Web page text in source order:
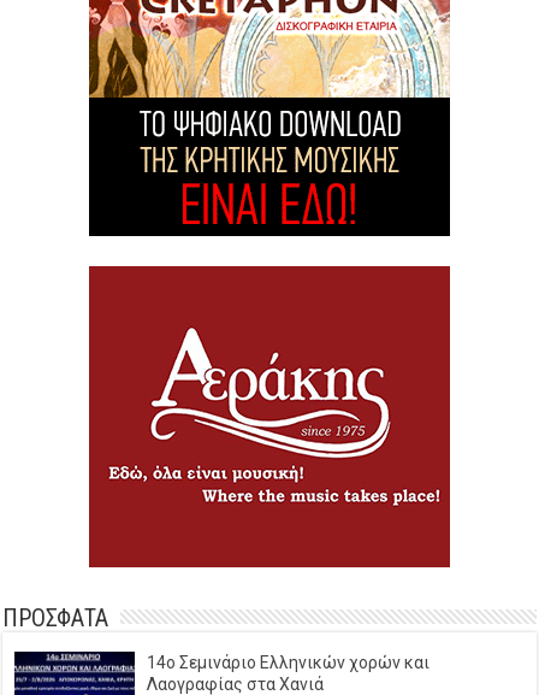
ΠΡΟΣΦΑΤΑ
14o Σεμινάριο Ελληνικών χορών και
Λαογραφίας στα Χανιά